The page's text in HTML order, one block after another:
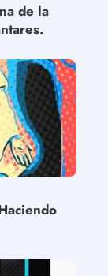
de la